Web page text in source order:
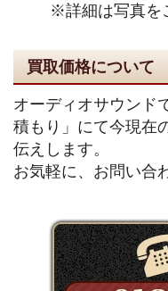
※詳細は写真を
買取価格について
オーディオサウンド
積もり」にて今現在
伝えします。
お気軽に、お問い合